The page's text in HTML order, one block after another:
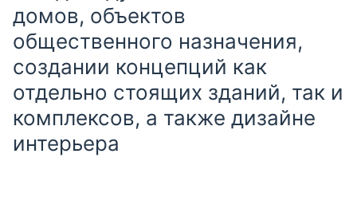
домов, объектов
общественного назначения,
создании концепций как
отдельно стоящих зданий, так и
комплексов, а также дизайне
интерьера